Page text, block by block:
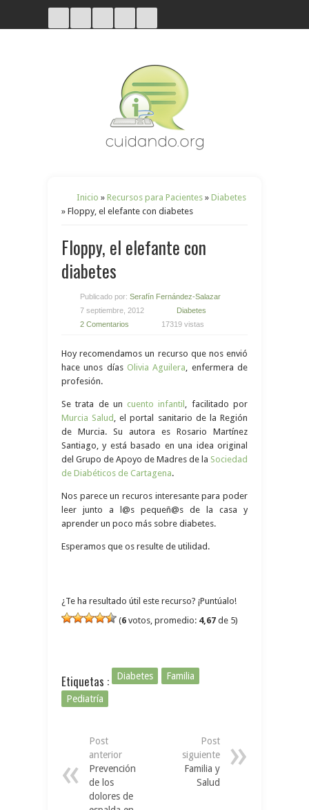
Inicio » Recursos para Pacientes » Diabetes
» Floppy, el elefante con diabetes
Floppy, el elefante con
diabetes
Publicado por: Serafín Fernández-Salazar
7 septiembre, 2012
Diabetes
2 Comentarios
17319 vistas
Hoy recomendamos un recurso que nos envió
hace unos días Olivia Aguilera , enfermera de
profesión.
Se trata de uncuento infantil , facilitado por
Murcia Salud , el portal sanitario de la Región
de Murcia. Su autora es Rosario Martínez
Santiago, y está basado en una idea original
del Grupo de Apoyo de Madres de la Sociedad
de Diabéticos de Cartagena.
Nos parece un recuros interesante para poder
leer junto a l@s pequeñ@s de la casa y
aprender un poco más sobre diabetes.
Esperamos que os resulte de utilidad.
¿Te ha resultado útil este recurso? ¡Puntúalo!
(6 votos, promedio: 4,67 de 5)
Etiquetas : Diabetes Familia
Pediatría
Post
anterior
Prevención
de los
dolores de
Post
siguiente
Familia y
Salud